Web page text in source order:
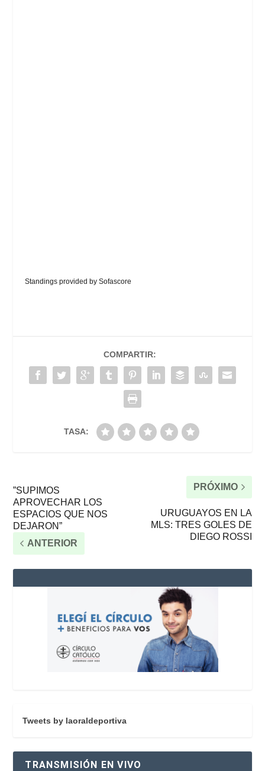
Standings provided bySofascore
COMPARTIR:
TASA:
”SUPIMOS
APROVECHAR LOS
ESPACIOS QUE NOS
DEJARON”
ANTERIOR
PRÓXIMO
URUGUAYOS EN LA
MLS: TRES GOLES DE
DIEGO ROSSI
Tweets by laoraldeportiva
TRANSMISIÓN EN VIVO